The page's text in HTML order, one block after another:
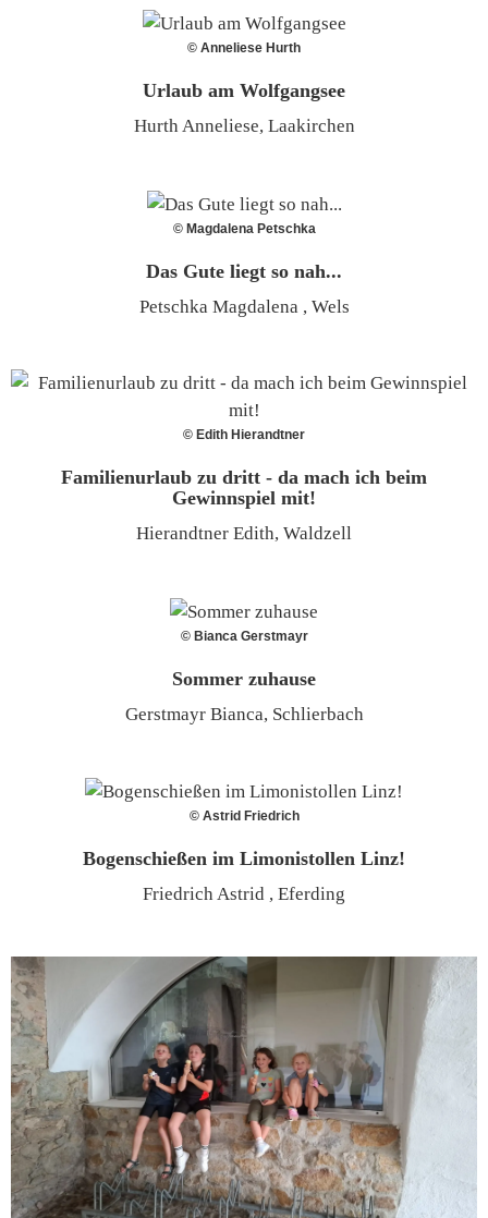
© Anneliese Hurth
Urlaub am Wolfgangsee
Hurth Anneliese, Laakirchen
© Magdalena Petschka
Das Gute liegt so nah...
Petschka Magdalena , Wels
© Edith Hierandtner
Familienurlaub zu dritt - da mach ich beim
Gewinnspiel mit!
Hierandtner Edith, Waldzell
© Bianca Gerstmayr
Sommer zuhause
Gerstmayr Bianca, Schlierbach
© Astrid Friedrich
Bogenschießen im Limonistollen Linz!
Friedrich Astrid , Eferding